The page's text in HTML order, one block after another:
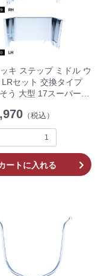
キ ステップ ミドル ウ
LRセット 交換タイプ
う 大型 17スーパーグ
572330
（税込）
ートに入れる